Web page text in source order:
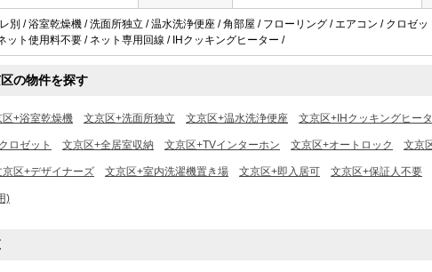
別 / 浴室乾燥機 / 洗面所独立 / 温水洗浄便座 / 角部屋 / フローリング / エアコン / クロゼ
ット使用料不要 / ネット専用回線 / IHクッキングヒーター /
の物件を探す
区+浴室乾燥機 文京区+洗面所独立 文京区+温水洗浄便座 文京区+IHクッキングヒー
ロゼット 文京区+全居室収納 文京区+TVインターホン 文京区+オートロック 文京
京区+デザイナーズ 文京区+室内洗濯機置き場 文京区+即入居可 文京区+保証人不要
)